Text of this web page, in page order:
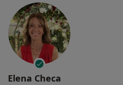
Elena Checa